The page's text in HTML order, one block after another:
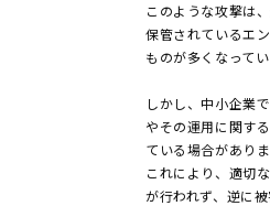
このような攻撃は
保管されているエ
ものが多くなってい
しかし、中小企業
やその運用に関す
ている場合がありま
これにより、適切
が行われず、逆に